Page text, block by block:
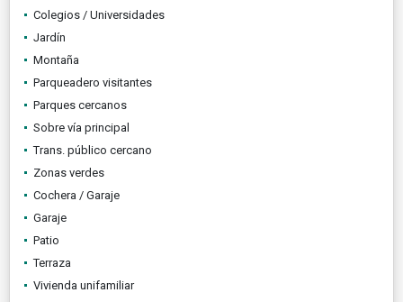
Colegios / Universidades
Jardín
Montaña
Parqueadero visitantes
Parques cercanos
Sobre vía principal
Trans. público cercano
Zonas verdes
Cochera / Garaje
Garaje
Patio
Terraza
Vivienda unifamiliar